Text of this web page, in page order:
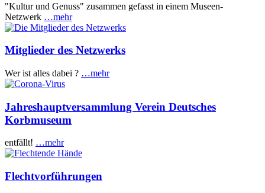
"Kultur und Genuss" zusammen gefasst in einem Museen-
Netzwerk …mehr
Mitglieder des Netzwerks
Wer ist alles dabei ? …mehr
Jahreshauptversammlung Verein Deutsches
Korbmuseum
entfällt! …mehr
Flechtvorführungen